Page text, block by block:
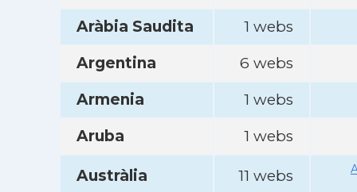
Aràbia Saudita
1 webs
Argentina
6 webs
Armenia
1 webs
Aruba
1 webs
Austràlia 11 webs